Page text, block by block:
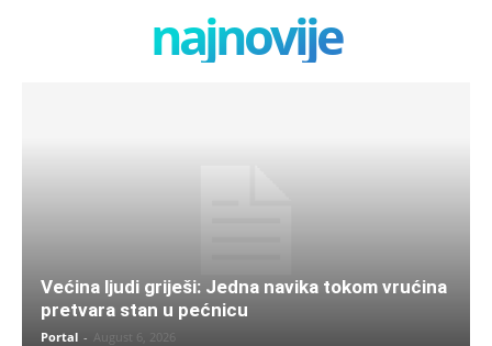
najnovije
Većina ljudi griješi: Jedna navika tokom vrućina
pretvara stan u pećnicu
Portal - August 6, 2026